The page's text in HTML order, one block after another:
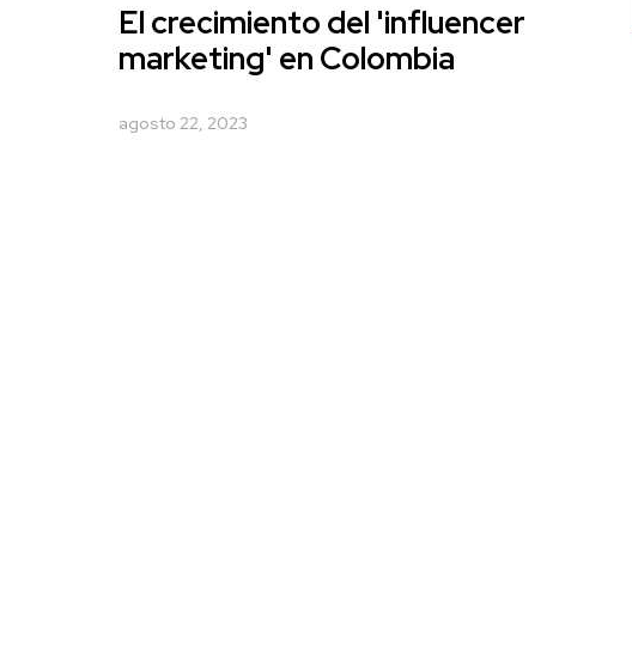
El crecimiento del 'influencer
marketing' en Colombia
agosto 22, 2023